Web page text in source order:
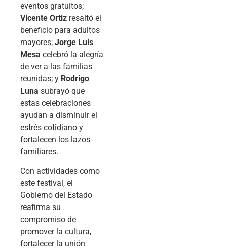
eventos gratuitos;
Vicente Ortiz resaltó el
beneficio para adultos
mayores; Jorge Luis
Mesa celebró la alegría
de ver a las familias
reunidas; y Rodrigo
Luna subrayó que
estas celebraciones
ayudan a disminuir el
estrés cotidiano y
fortalecen los lazos
familiares.
Con actividades como
este festival, el
Gobierno del Estado
reafirma su
compromiso de
promover la cultura,
fortalecer la unión